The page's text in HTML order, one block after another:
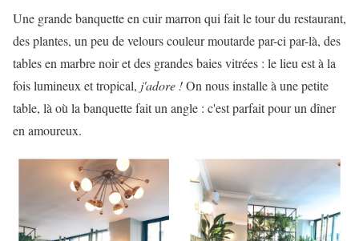
Une grande banquette en cuir marron qui fait le tour du restaurant,
des plantes, un peu de velours couleur moutarde par-ci par-là, des
tables en marbre noir et des grandes baies vitrées : le lieu est à la
fois lumineux et tropical, j'adore !On nous installe à une petite
table, là où la banquette fait un angle : c'est parfait pour un dîner
en amoureux.